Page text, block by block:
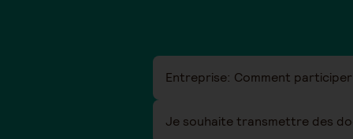
Entreprise: Comment
Je souhaite transmettre des